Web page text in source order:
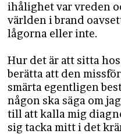
ihålighet var vreden
världen i brand
lågorna eller inte.
Hur det är att sitta
berätta att den
smärta egentligen
någon ska säga om
till att kalla mig
sig tacka mitt i det